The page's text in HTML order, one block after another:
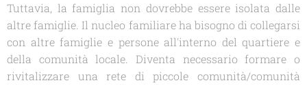
Tuttavia, la famiglia non dovrebbe essere isolata dalle
altre famiglie. Il nucleo familiare ha bisogno di collegarsi
con altre famiglie e persone all'interno del quartiere e
della comunità locale. Diventa necessario formare o
rivitalizzare una rete di piccole comunità/comunità